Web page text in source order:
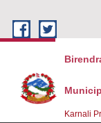
Karnali